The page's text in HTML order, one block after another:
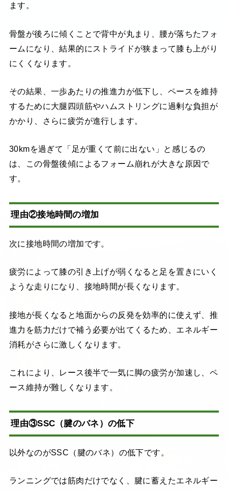
ます。
骨盤が後ろに傾くことで背中が丸まり、腰が落ちたフォ
ームになり、結果的にストライドが狭まって膝も上がり
にくくなります。
その結果、一歩あたりの推進力が低下し、ペースを維持
するために大腿四頭筋やハムストリングに過剰な負担が
かかり、さらに疲労が進行します。
30kmを過ぎて「足が重くて前に出ない」と感じるの
は、この骨盤後傾によるフォーム崩れが大きな原因で
す。
理由②接地時間の増加
次に接地時間の増加です。
疲労によって膝の引き上げが弱くなると足を置きにいく
ような走りになり、接地時間が長くなります。
接地が長くなると地面からの反発を効率的に使えず、推
進力を筋力だけで補う必要が出てくるため、エネルギー
消耗がさらに激しくなります。
これにより、レース後半で一気に脚の疲労が加速し、ペ
ース維持が難しくなります。
理由③SSC（腱のバネ）の低下
以外なのがSSC（腱のバネ）の低下です。
ランニングでは筋肉だけでなく、腱に蓄えたエネルギー